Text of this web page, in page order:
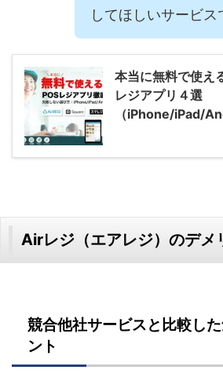
してほしいサービス
本当に無料で使え
レジアプリ４選
（iPhone/iPad/
Airレジ（エアレジ）のデメ
競合他社サービスと比較し
ント